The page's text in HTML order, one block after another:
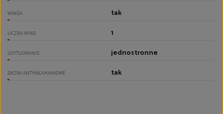
WINDA tak
LICZBA WIND 1
USYTUOWANIE jednostronne
DRZWI ANTYWŁAMANIOWE tak